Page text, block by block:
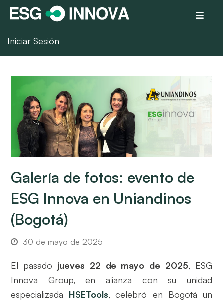
Iniciar Sesión
Galería de fotos: evento de
ESG Innova en Uniandinos
(Bogotá)
30 de mayo de 2025
El pasado jueves 22 de mayo de 2025, ESG
Innova Group, en alianza con su unidad
especializada HSETools, celebró en Bogotá un